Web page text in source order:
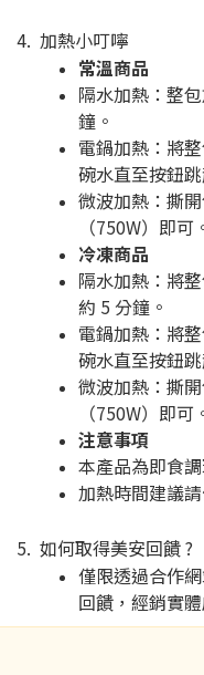
4. 加熱小叮嚀
常溫商品
隔水加熱：整
鐘。
電鍋加熱：將
碗水直至按鈕
微波加熱：撕
（750W）即可
冷凍商品
隔水加熱：將
約 5 分鐘。
電鍋加熱：將
碗水直至按鈕
微波加熱：撕
（750W）即可
注意事項
本產品為即食調
加熱時間建議
5. 如何取得美安回饋 ?
僅限透過合作
回饋，經銷實